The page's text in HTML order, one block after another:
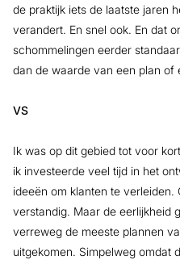
de praktijk iets de laatste jaren
verandert. En snel ook. En dat
schommelingen eerder
dan de waarde van een plan of
VS
Ik was op dit gebied tot voor
ik investeerde veel tijd in het
ideeën om klanten te verleiden.
verstandig. Maar de eerlijkheid
verreweg de meeste plannen
uitgekomen. Simpelweg omdat